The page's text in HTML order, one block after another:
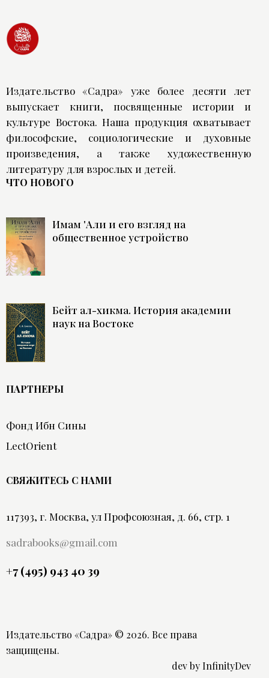
Издательство «Садра» уже более десяти лет
выпускает книги, посвященные истории и
культуре Востока. Наша продукция охватывает
философские, социологические и духовные
произведения, а также художественную
литературу для взрослых и детей.
ЧТО НОВОГО
Имам 'Али и его взгляд на
общественное устройство
Бейт ал-хикма. История академии
наук на Востоке
ПАРТНЕРЫ
Фонд Ибн Сины
LectOrient
СВЯЖИТЕСЬ С НАМИ
117393, г. Москва, ул Профсоюзная, д. 66, стр. 1
sadrabooks@gmail.com
+7 (495) 943 40 39
Издательство «Садра» © 2026. Все права
защищены.
dev by InfinityDev